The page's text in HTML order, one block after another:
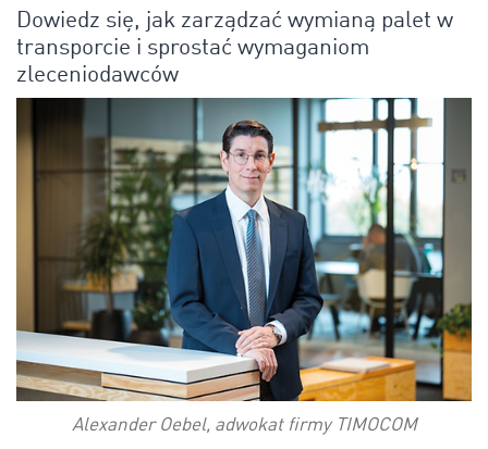
Dowiedz się, jak zarządzać wymianą palet w
transporcie i sprostać wymaganiom
zleceniodawców
Alexander Oebel, adwokat firmy TIMOCOM